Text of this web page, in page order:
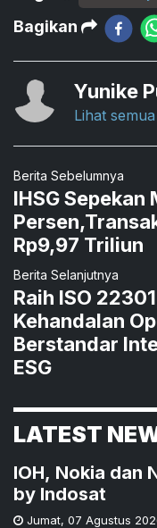
Bagikan
Yunike
Lihat
Berita Sebelumnya
IHSG
Rp9,97 Triliun
Berita Selanjutnya
Raih ISO
Kehandalan
Berstandar
ESG
LATEST
IOH, Nokia dan
by Indosat
Jumat, 07 Agustus